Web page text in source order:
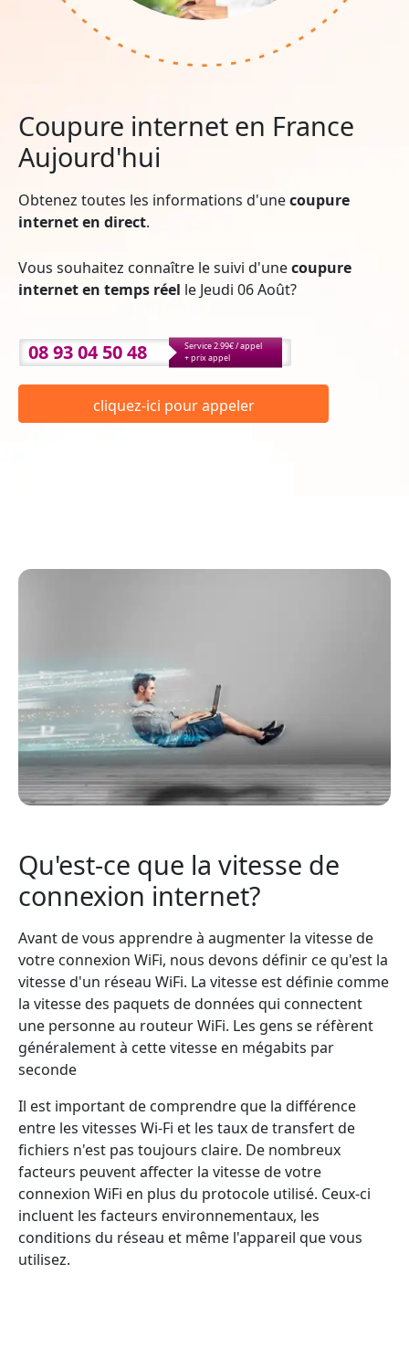
Coupure internet en France
Aujourd'hui
Obtenez toutes les informations d'unecoupure
internet en direct.
Vous souhaitez connaître le suivi d'unecoupure
internet en temps réel le Jeudi 06 Août?
08 93 04 50 48
Service 2.99€ / appel
+ prix appel
cliquez-ici pour appeler
Qu'est-ce que la vitesse de
connexion internet?
Avant de vous apprendre à augmenter la vitesse de
votre connexion WiFi, nous devons définir ce qu'est la
vitesse d'un réseau WiFi. La vitesse est définie comme
la vitesse des paquets de données qui connectent
une personne au routeur WiFi. Les gens se réfèrent
généralement à cette vitesse en mégabits par
seconde
Il est important de comprendre que la différence
entre les vitesses Wi-Fi et les taux de transfert de
fichiers n'est pas toujours claire. De nombreux
facteurs peuvent affecter la vitesse de votre
connexion WiFi en plus du protocole utilisé. Ceux-ci
incluent les facteurs environnementaux, les
conditions du réseau et même l'appareil que vous
utilisez.